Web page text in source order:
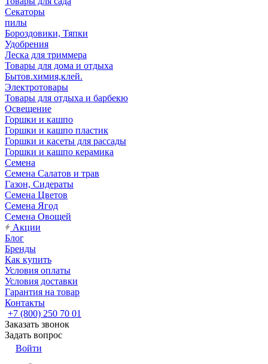
Секаторы
пилы
Бороздовики, Тяпки
Удобрения
Леска для триммера
Товары для дома и отдыха
Бытов.химия,клей.
Электротовары
Товары для отдыха и барбекю
Освещение
Горшки и кашпо
Горшки и кашпо пластик
Горшки и касеты для рассады
Горшки и кашпо керамика
Семена
Семена Салатов и трав
Газон, Сидераты
Семена Цветов
Семена Ягод
Семена Овощей
Акции
Блог
Бренды
Как купить
Условия оплаты
Условия доставки
Гарантия на товар
Контакты
+7 (800) 250 70 01
Заказать звонок
Задать вопрос
Войти